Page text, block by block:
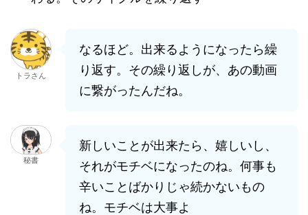
トラさん
なるほど。出来るようになったら繰
り返す。その繰り返しが、あの動画
に繋がったんだね。
秘書
新しいことが出来たら、嬉しいし、
それがモチベになったのね。何事も
辛いことばかりじゃ続かないもの
ね。モチベは大事よ